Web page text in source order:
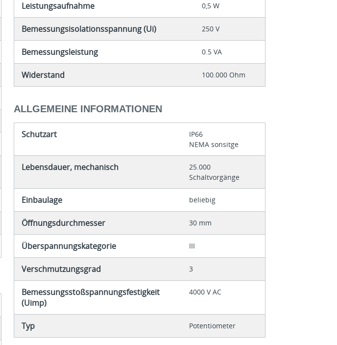
Leistungsaufnahme 0,5 W
Bemessungsisolationsspannung (Ui) 250 V
Bemessungsleistung 0.5 VA
Widerstand 100.000 Ohm
ALLGEMEINE INFORMATIONEN
Schutzart
IP66
NEMA sonsitge
Lebensdauer, mechanisch
25.000
Schaltvorgänge
Einbaulage beliebig
Öffnungsdurchmesser 30 mm
Überspannungskategorie III
Verschmutzungsgrad 3
Bemessungsstoßspannungsfestigkeit
(Uimp)
4000 V AC
Typ Potentiometer